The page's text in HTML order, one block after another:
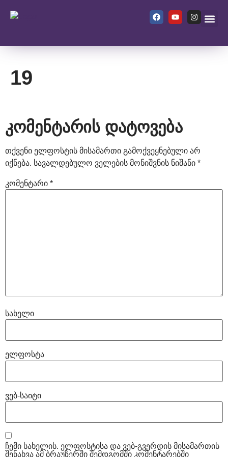
19
კომენტარის დატოვება
თქვენი ელფოსტის მისამართი გამოქვეყნებული არ
იქნება. სავალდებულო ველების მონიშვნის ნიშანი *
კომენტარი *
სახელი
ელფოსტა
ვებ-საიტი
ჩემი სახელის. ელფოსტისა და ვებ-გვერდის მისამართის
შენახვა ამ ბრაუზერში შემდგომში კომენტარებში